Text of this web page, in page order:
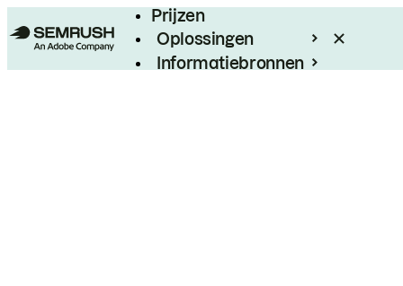
Prijzen
Oplossingen
Informatiebronnen